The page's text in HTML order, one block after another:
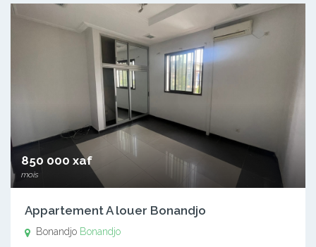
850 000 xaf
mois
Appartement A louer Bonandjo
Bonandjo Bonandjo